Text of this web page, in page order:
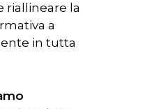
riallineare la
a
in tutta